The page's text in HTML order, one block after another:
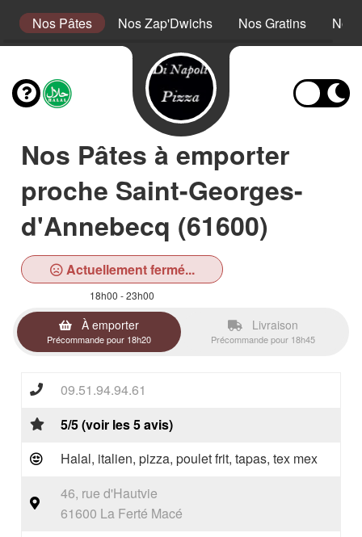
Nos Pâtes Nos Zap'Dwichs Nos Gratins Nos
Nos Pâtes à emporter
proche Saint-Georges-
d'Annebecq (61600)
Actuellement fermé...
18h00 - 23h00
À emporter
Précommande pour 18h20
Livraison
Précommande pour 18h45
09.51.94.94.61
5/5 (voir les 5 avis)
Halal, italien, pizza, poulet frit, tapas, tex mex
46, rue d'Hautvie
61600 La Ferté Macé